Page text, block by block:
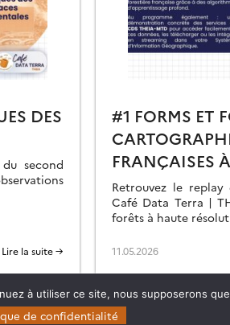
DES
second
Lire la suite →
#1 FORMS ET
FRANÇAISES
Retrouvez le
Café Data Terra |
forêts à haute
11.05.2026
à utiliser ce site, nous supposerons
de confidentialité